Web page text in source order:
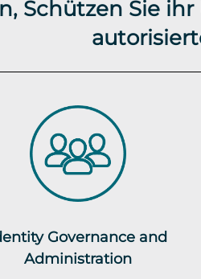
Schützen Sie
Governance and
Administration